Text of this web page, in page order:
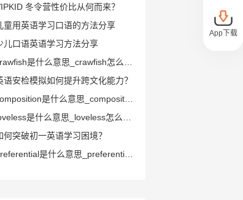
冬令营性价比从何而来？
童用英语学习口语的方法分享
儿口语英语学习方法分享
语安检模拟如何提升跨文化能力？
composition是什么意思_composition怎么读_音标ˌkɒmpəˈzɪʃn
何突破初一英语学习困境？
preferential是什么意思_preferential怎么读_音标ˌprefəˈrenʃl
App下载